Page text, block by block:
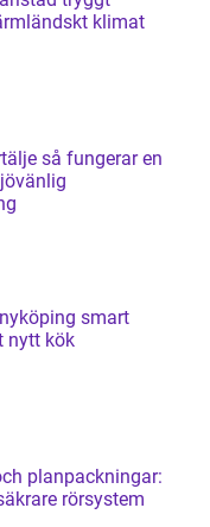
klimat
en
smart
nytt kök
planpackningar:
rörsystem